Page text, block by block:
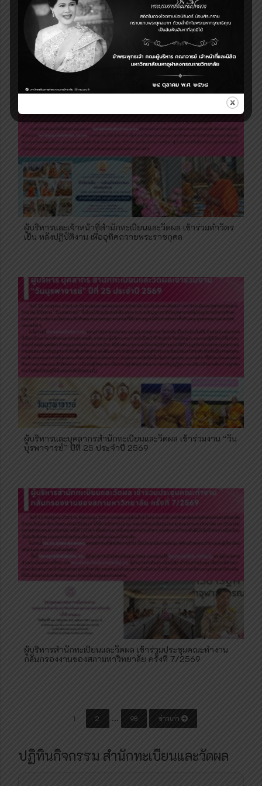
ผู้บริหารและเจ้าหน้าที่สำนักทะเบียนและวัดผล เข้าร่วมพิธี
ถวายพระพรชัยมงคลและพิธีเจริญพระพุทธมนต์เฉลิมพระเกียรติ
พระบาทสมเด็จพระเจ้าอยู่หัว เนื่องในวันเฉลิมพระชนมพรรษา
75 พรรษา
ผู้บริหารและเจ้าหน้าที่สำนักทะเบียนและวัดผล เข้าร่วมทำวัตร
เย็น หลังปฏิบัติงาน เพื่ออุทิศถวายพระราชกุศล
ผู้บริหารและบุคลากรสำนักทะเบียนและวัดผล เข้าร่วมงาน “วัน
บุรพาจารย์” ปีที่ 25 ประจำปี 2569
ผู้บริหารสำนักทะเบียนและวัดผล เข้าร่วมประชุมคณะทำงาน
กลั่นกรองงานของสภามหาวิทยาลัย ครั้งที่ 7/2569
s
t
1 2 … 98 ข่าวเก่า
ปฏิทินกิจกรรม สำนักทะเบียนและวัดผล